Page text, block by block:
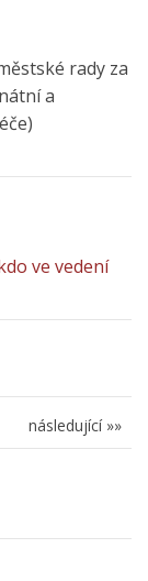
rady za
a
ve vedení
následující »»